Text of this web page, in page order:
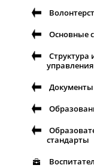
Основные
Структура
управления
Документы
стандарты